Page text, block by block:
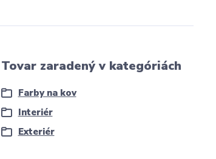
Tovar zaradený v kategóriách
Farby na kov
Interiér
Exteriér